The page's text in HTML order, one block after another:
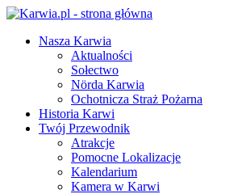
Nasza Karwia
Aktualności
Sołectwo
Nörda Karwia
Ochotnicza Straż Pożarna
Historia Karwi
Twój Przewodnik
Atrakcje
Pomocne Lokalizacje
Kalendarium
Kamera w Karwi